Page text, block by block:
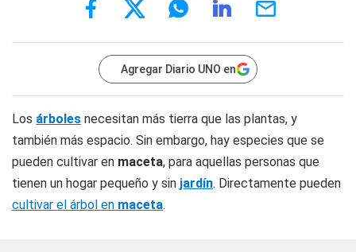
Agregar Diario UNO en
Los árboles necesitan más tierra que las plantas, y
también más espacio. Sin embargo, hay especies que se
pueden cultivar en maceta, para aquellas personas que
tienen un hogar pequeño y sin jardín. Directamente pueden
cultivar el árbol en maceta.